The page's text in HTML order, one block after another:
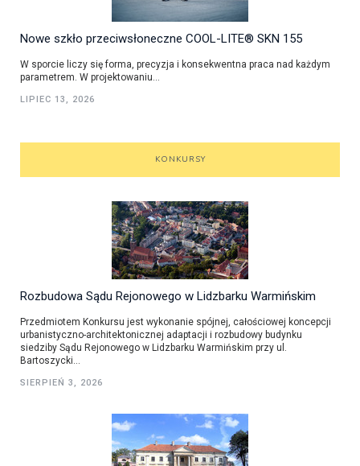
Nowe szkło przeciwsłoneczne COOL-LITE® SKN 155
W sporcie liczy się forma, precyzja i konsekwentna praca nad każdym
parametrem. W projektowaniu...
LIPIEC 13, 2026
KONKURSY
Rozbudowa Sądu Rejonowego w Lidzbarku Warmińskim
Przedmiotem Konkursu jest wykonanie spójnej, całościowej koncepcji
urbanistyczno-architektonicznej adaptacji i rozbudowy budynku
siedziby Sądu Rejonowego w Lidzbarku Warmińskim przy ul.
Bartoszycki...
SIERPIEŃ 3, 2026